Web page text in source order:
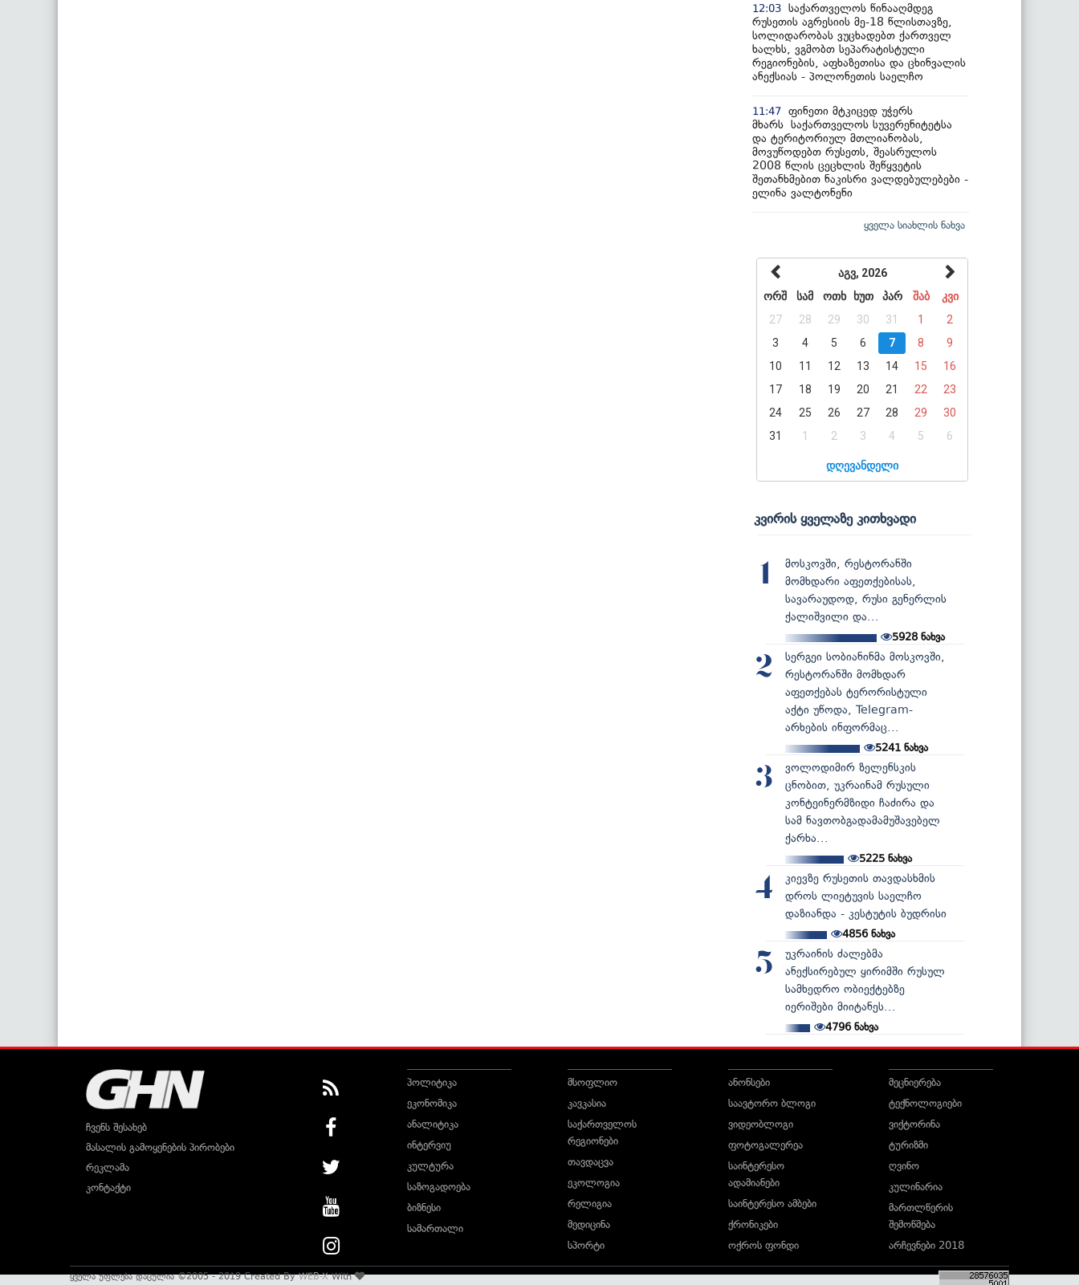
12:03 საქართველოს წინააღმდეგ
რუსეთის აგრესიის მე-18 წლისთავზე,
სოლიდარობას ვუცხადებთ ქართველ
ხალხს, ვგმობთ სეპარატისტული
რეგიონების, აფხაზეთისა და ცხინვალის
ანექსიას - პოლონეთის საელჩო
11:47 ფინეთი მტკიცედ უჭერს
მხარს საქართველოს სუვერენიტეტსა
და ტერიტორიულ მთლიანობას,
მოვუწოდებთ რუსეთს, შეასრულოს
2008 წლის ცეცხლის შეწყვეტის
შეთანხმებით ნაკისრი ვალდებულებები -
ელინა ვალტონენი
ყველა სიახლის ნახვა
აგვ, 2026
ორშ
სამ ოთხ ხუთ პარ შაბ
კვი
27
28 29 30 31 1
2
3
4 5 6 7 8
9
10
11 12 13 14 15
16
17
18 19 20 21 22
23
24
25 26 27 28 29
30
31
1 2 3 4 5 6
დღევანდელი
კვირის ყველაზე კითხვადი
1
მოსკოვში, რესტორანში
მომხდარი აფეთქებისას,
სავარაუდოდ, რუსი გენერლის
ქალიშვილი და...
5928 ნახვა
2
სერგეი სობიანინმა მოსკოვში,
რესტორანში მომხდარ
აფეთქებას ტერორისტული
აქტი უწოდა, Telegram-
არხების ინფორმაც...
5241 ნახვა
3
ვოლოდიმირ ზელენსკის
ცნობით, უკრაინამ რუსული
კონტეინერმზიდი ჩაძირა და
სამ ნავთობგადამამუშავებელ
ქარხა...
5225ნახვა
4
კიევზე რუსეთის თავდასხმის
დროს ლიეტუვის საელჩო
დაზიანდა - კესტუტის ბუდრისი
4856ნახვა
5
უკრაინის ძალებმა
ანექსირებულ ყირიმში რუსულ
სამხედრო ობიექტებზე
იერიშები მიიტანეს...
4796ნახვა
ჩვენს შესახებ
მასალის გამოყენების პირობები
რეკლამა
კონტაქტი
პოლიტიკა
ეკონომიკა
ანალიტიკა
ინტერვიუ
კულტურა
საზოგადოება
ბიზნესი
სამართალი
მსოფლიო
კავკასია
საქართველოს
რეგიონები
თავდაცვა
ეკოლოგია
რელიგია
მედიცინა
სპორტი
ანონსები
საავტორო ბლოგი
ვიდეობლოგი
ფოტოგალერეა
საინტერესო
ადამიანები
საინტერესო ამბები
ქრონიკები
ოქროს ფონდი
მეცნიერება
ტექნოლოგიები
ვიქტორინა
ტურიზმი
ღვინო
კულინარია
მართლწერის
შემოწმება
არჩევნები 2018
ყველა უფლება დაცულია ©2005 - 2019 Created ByWEB-XWith